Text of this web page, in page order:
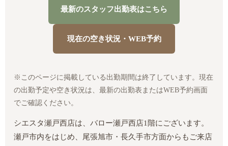
最新のスタッフ出勤表はこちら
現在の空き状況・WEB予約
※このページに掲載している出勤期間は終了しています。現在
の出勤予定や空き状況は、最新の出勤表またはWEB予約画面
でご確認ください。
シエスタ瀬戸西店は、バロー瀬戸西店1階にございます。
瀬戸市内をはじめ、尾張旭市・長久手市方面からもご来店